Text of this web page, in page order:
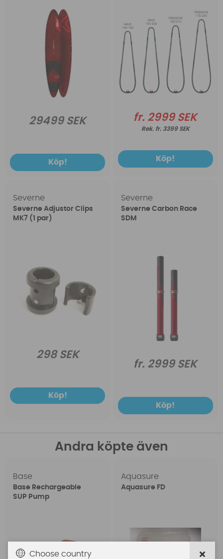
29499 SEK
Köp!
fr. 2999 SEK
fr. 3399 SEK
Köp!
Severne
Severne Adjustor Clips
MK7 (1 par)
298 SEK
Köp!
Severne
Severne Carbon Race
SDM
fr. 2999 SEK
Köp!
Andra köpte även
Base
Base Rechargeable
SUP Pump
Aquasure
Aquasure FD
Choose country